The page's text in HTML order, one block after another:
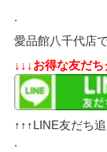
.
愛品館八千代店
↓↓↓お得な友だ
↑↑↑LINE友だち
.